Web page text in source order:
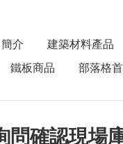
介 建築材料產品
鐵板商品 部落格
問確認現場